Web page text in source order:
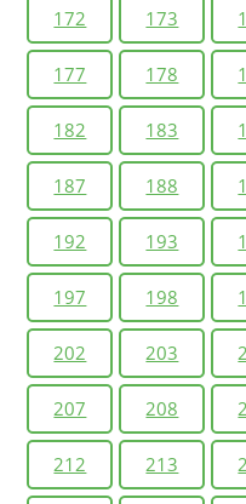
172 173
177 178
182 183
187 188
192 193
197 198
202 203
207 208
212 213